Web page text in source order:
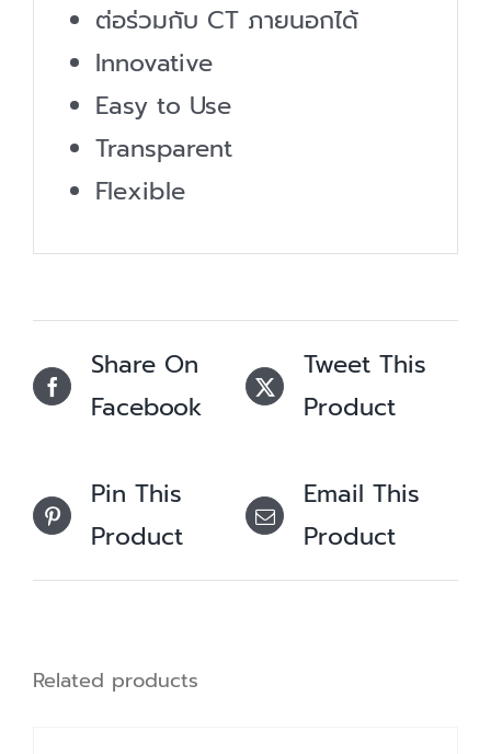
ต่อร่วมกับ CT ภายนอกได้
Innovative
Easy to Use
Transparent
Flexible
Share On
Facebook
Tweet This
Product
Pin This
Product
Email This
Product
Related products